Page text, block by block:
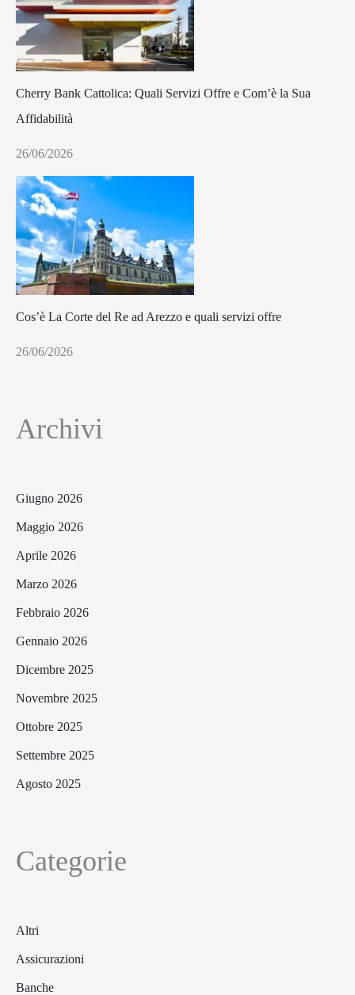
Cherry Bank Cattolica: Quali Servizi Offre e Com’è la Sua
Affidabilità
26/06/2026
Cos’è La Corte del Re ad Arezzo e quali servizi offre
26/06/2026
Archivi
Giugno 2026
Maggio 2026
Aprile 2026
Marzo 2026
Febbraio 2026
Gennaio 2026
Dicembre 2025
Novembre 2025
Ottobre 2025
Settembre 2025
Agosto 2025
Categorie
Altri
Assicurazioni
Banche